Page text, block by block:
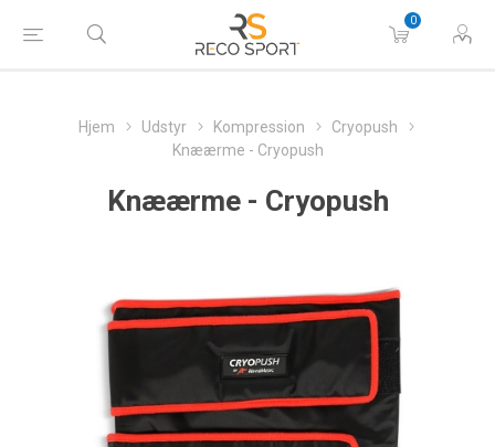
0
Hjem Udstyr Kompression
Cryopush
Knæærme - Cryopush
Knæærme - Cryopush